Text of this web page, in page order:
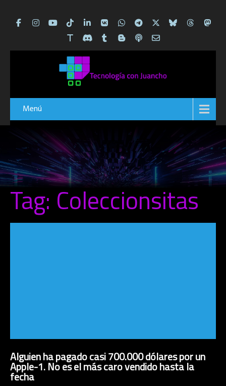
Menú
Tag: Coleccionsitas
Alguien ha pagado casi 700.000 dólares por un
Apple-1. No es el más caro vendido hasta la
fecha